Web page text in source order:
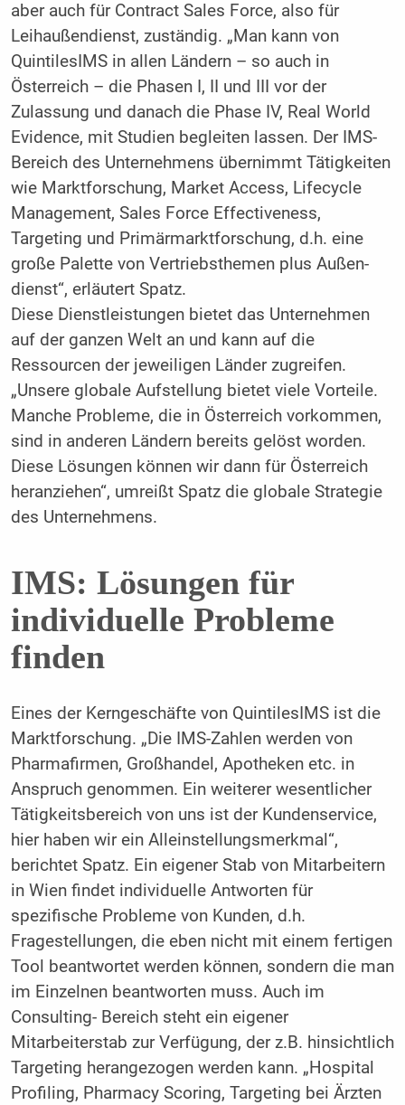
aber auch für Contract Sales Force, also für
Leihaußendienst, zuständig. „Man kann von
QuintilesIMS in allen Ländern – so auch in
Österreich – die Phasen I, II und III vor der
Zulassung und danach die Phase IV, Real World
Evidence, mit Studien begleiten las­sen. Der IMS-
Bereich des Unternehmens übernimmt Tätigkeiten
wie Marktfor­schung, Market Access, Lifecycle
Manage­ment, Sales Force Effectiveness,
Targeting und Primärmarktforschung, d.h. eine
große Palette von Vertriebsthemen plus Außen­
dienst“, erläutert Spatz.
Diese Dienstleistungen bietet das Unterneh­men
auf der ganzen Welt an und kann auf die
Ressourcen der jeweiligen Länder zugreifen.
„Unsere globale Aufstellung bietet viele Vor­teile.
Manche Probleme, die in Österreich vor­kommen,
sind in anderen Ländern bereits gelöst worden.
Diese Lösungen können wir dann für Österreich
heranziehen“, umreißt Spatz die globale Strategie
des Unternehmens.
IMS: Lösungen für
individuelle Probleme
finden
Eines der Kerngeschäfte von QuintilesIMS ist die
Marktforschung. „Die IMS-Zahlen werden von
Pharmafirmen, Großhandel, Apotheken etc. in
Anspruch genommen. Ein weiterer we­sentlicher
Tätigkeitsbereich von uns ist der Kundenservice,
hier haben wir ein Alleinstel­lungsmerkmal“,
berichtet Spatz. Ein eigener Stab von Mitarbeitern
in Wien findet indivi­duelle Antworten für
spezifische Probleme von Kunden, d.h.
Fragestellungen, die eben nicht mit einem fertigen
Tool beantwortet werden können, sondern die man
im Einzel­nen beantworten muss. Auch im
Consulting- Bereich steht ein eigener
Mitarbeiterstab zur Verfügung, der z.B. hinsichtlich
Targeting he­rangezogen werden kann. „Hospital
Profiling, Pharmacy Scoring, Targeting bei Ärzten